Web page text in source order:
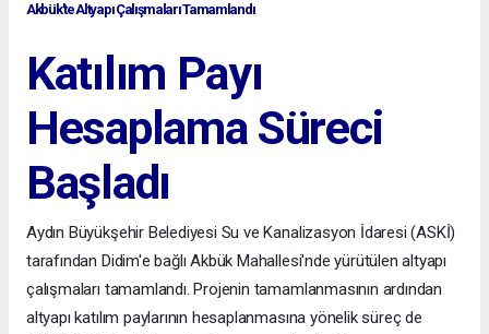
Akbük'te Altyapı Çalışmaları Tamamlandı
Katılım Payı
Hesaplama Süreci
Başladı
Aydın Büyükşehir Belediyesi Su ve Kanalizasyon İdaresi (ASKİ)
tarafından Didim'e bağlı Akbük Mahallesi'nde yürütülen altyapı
çalışmaları tamamlandı. Projenin tamamlanmasının ardından
altyapı katılım paylarının hesaplanmasına yönelik süreç de